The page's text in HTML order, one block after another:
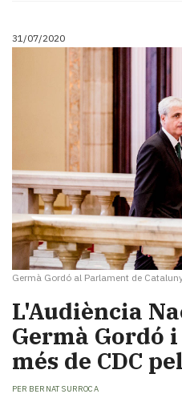
31/07/2020
Germà Gordó al Parlament de
L'Audiència
Germà Gordó
més de CDC
PER BERNAT SURROCA